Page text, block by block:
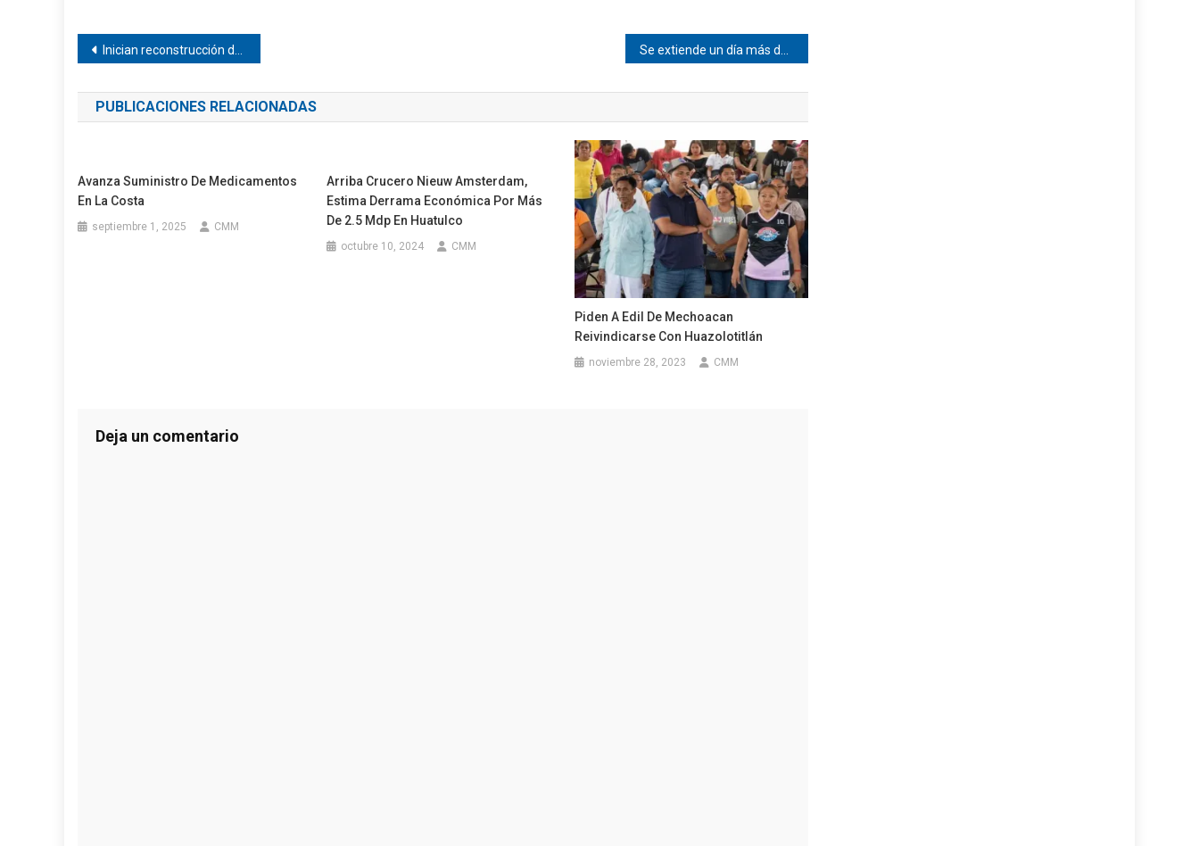
Navegación
de
entradas
Inician reconstrucción de carretera a Atoyac
PUBLICACIONES RELACIONADAS
Avanza Suministro De Medicamentos
En La Costa
septiembre 1, 2025 CMM
Arriba Crucero Nieuw Amsterdam,
Estima Derrama Económica Por Más
De 2.5 Mdp En Huatulco
octubre 10, 2024 CMM
Piden A Edil De Mechoacan
Reivindicarse Con Huazolotitlán
noviembre 28, 2023 CMM
Deja un comentario